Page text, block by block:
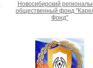
Новосибирский
общественный фонд
Фонд"